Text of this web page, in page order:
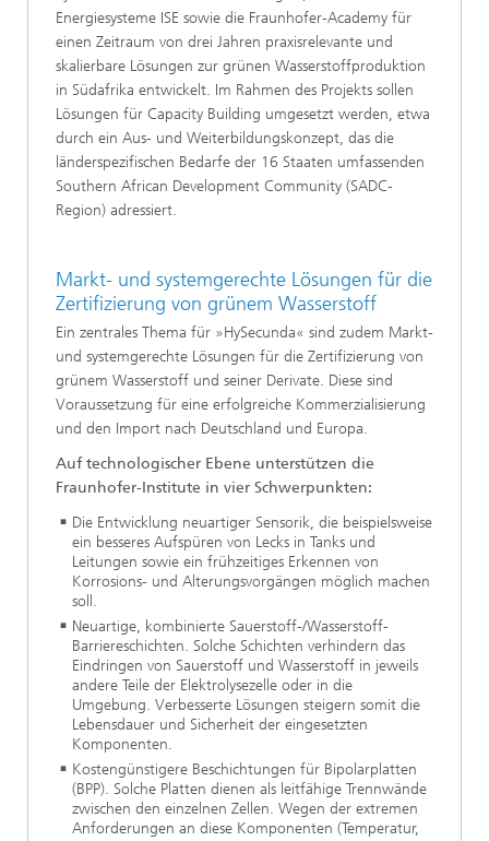
Energiesysteme ISE sowie die Fraunhofer-Academy für
einen Zeitraum von drei Jahren praxisrelevante und
skalierbare Lösungen zur grünen Wasserstoffproduktion
in Südafrika entwickelt. Im Rahmen des Projekts sollen
Lösungen für Capacity Building umgesetzt werden, etwa
durch ein Aus- und Weiterbildungskonzept, das die
länderspezifischen Bedarfe der 16 Staaten umfassenden
Southern African Development Community (SADC-
Region) adressiert.
Markt- und systemgerechte Lösungen für die
Zertifizierung von grünem Wasserstoff
Ein zentrales Thema für »HySecunda« sind zudem Markt-
und systemgerechte Lösungen für die Zertifizierung von
grünem Wasserstoff und seiner Derivate. Diese sind
Voraussetzung für eine erfolgreiche Kommerzialisierung
und den Import nach Deutschland und Europa.
Auf technologischer Ebene unterstützen die
Fraunhofer-Institute in vier Schwerpunkten:
Die Entwicklung neuartiger Sensorik, die beispielsweise
ein besseres Aufspüren von Lecks in Tanks und
Leitungen sowie ein frühzeitiges Erkennen von
Korrosions- und Alterungsvorgängen möglich machen
soll.
Neuartige, kombinierte Sauerstoff-/Wasserstoff-
Barriereschichten. Solche Schichten verhindern das
Eindringen von Sauerstoff und Wasserstoff in jeweils
andere Teile der Elektrolysezelle oder in die
Umgebung. Verbesserte Lösungen steigern somit die
Lebensdauer und Sicherheit der eingesetzten
Komponenten.
Kostengünstigere Beschichtungen für Bipolarplatten
(BPP). Solche Platten dienen als leitfähige Trennwände
zwischen den einzelnen Zellen. Wegen der extremen
Anforderungen an diese Komponenten (Temperatur,